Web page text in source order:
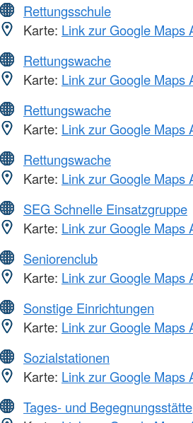
Rettungsschule
Karte: Link zur Google Maps
Rettungswache
Karte: Link zur Google Maps
Rettungswache
Karte: Link zur Google Maps
Rettungswache
Karte: Link zur Google Maps
SEG Schnelle Einsatzgruppe
Karte: Link zur Google Maps
Seniorenclub
Karte: Link zur Google Maps
Sonstige Einrichtungen
Karte: Link zur Google Maps
Sozialstationen
Karte: Link zur Google Maps
Tages- und Begegnungsstätte